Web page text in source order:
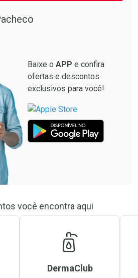
Baixe o APP e confira
ofertas e descontos
exclusivos para você!
você encontra aqui
DermaClub